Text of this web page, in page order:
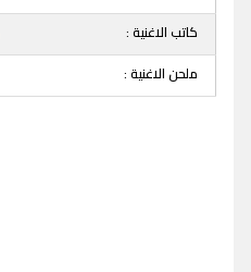
كاتب الاغنية :
ملحن الاغنية :